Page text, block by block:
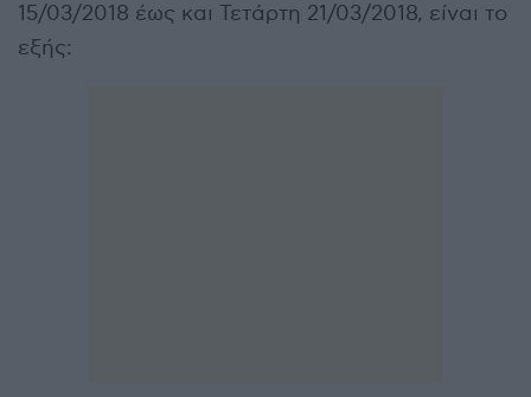
15/03/2018 έως και Τετάρτη 21/03/2018, είναι το
εξής: